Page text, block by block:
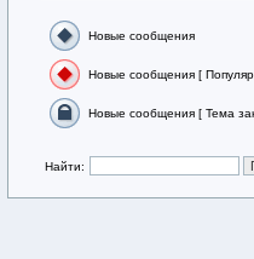
Новые сообщения
Новые сообщения [
Новые сообщения [ Тема
Найти: